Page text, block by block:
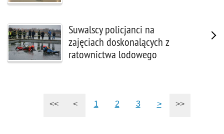
Suwalscy policjanci na
zajęciach doskonalących z
ratownictwa lodowego
<< < 1 2 3 > >>